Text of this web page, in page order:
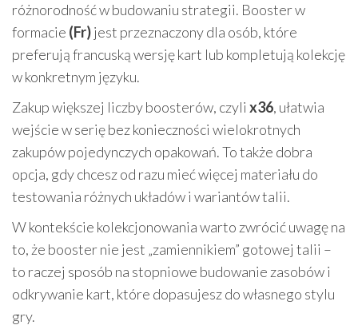
różnorodność w budowaniu strategii. Booster w
formacie (Fr)jest przeznaczony dla osób, które
preferują francuską wersję kart lub kompletują kolekcję
w konkretnym języku.
Zakup większej liczby boosterów, czyli x36, ułatwia
wejście w serię bez konieczności wielokrotnych
zakupów pojedynczych opakowań. To także dobra
opcja, gdy chcesz od razu mieć więcej materiału do
testowania różnych układów i wariantów talii.
W kontekście kolekcjonowania warto zwrócić uwagę na
to, że booster nie jest „zamiennikiem” gotowej talii –
to raczej sposób na stopniowe budowanie zasobów i
odkrywanie kart, które dopasujesz do własnego stylu
gry.